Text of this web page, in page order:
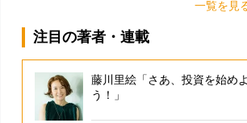
一覧を見
注目の著者・連載
藤川里絵「さあ、投資を始めよ
う！」